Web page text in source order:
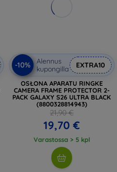
-10%
Alennus
kupongilla
EXTRA10
OSŁONA APARATU RINGKE
CAMERA FRAME PROTECTOR 2-
PACK GALAXY S26 ULTRA BLACK
(8800328814943)
21,90 €
19,70 €
Varastossa > 5 kpl